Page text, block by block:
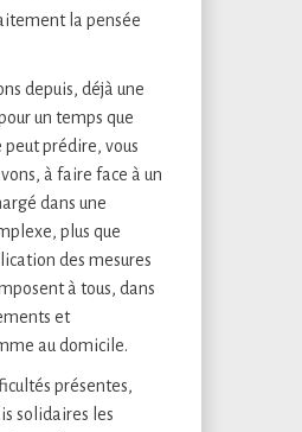
la pensée
depuis, déjà une
un temps que
peut prédire, vous
à faire face à un
dans une
plus que
des mesures
à tous, dans
et
au domicile.
présentes,
solidaires les